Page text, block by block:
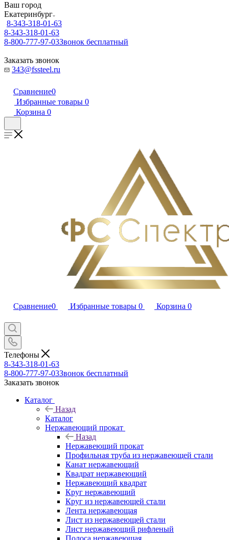
Ваш город
Екатеринбург
8-343-318-01-63
8-343-318-01-63
8-800-777-97-03Звонок бесплатный
Заказать звонок
343@fssteel.ru
Сравнение0
Избранные товары 0
Корзина 0
Сравнение0 Избранные товары 0 Корзина 0
Телефоны
8-343-318-01-63
8-800-777-97-03Звонок бесплатный
Заказать звонок
Каталог
Назад
Каталог
Нержавеющий прокат
Назад
Нержавеющий прокат
Профильная труба из нержавеющей стали
Канат нержавеющий
Квадрат нержавеющий
Нержавеющий квадрат
Круг нержавеющий
Круг из нержавеющей стали
Лента нержавеющая
Лист из нержавеющей стали
Лист нержавеющий рифленый
Полоса нержавеющая